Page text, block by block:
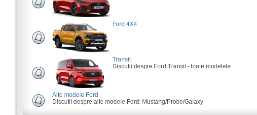
Ford 4X4
Transit
Discutii despre Ford Transit - toate modelele
Alte modele Ford
Discutii despre alte modele Ford: Mustang/Probe/Galaxy